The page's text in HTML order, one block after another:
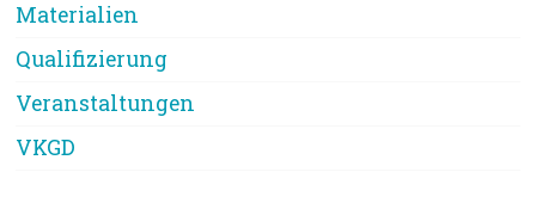
Materialien
Qualifizierung
Veranstaltungen
VKGD